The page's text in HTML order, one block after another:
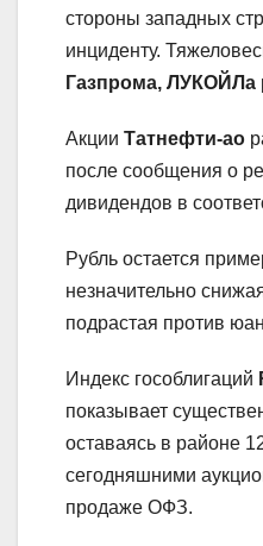
стороны западных
инциденту.
Газпрома, ЛУКОЙЛа
Акции Татнефти-ао
после сообщения о
дивидендов в
Рубль остается
незначительно
подрастая против
Индекс гособлигаций
показывает
оставаясь в районе
сегодняшними
продаже ОФЗ.